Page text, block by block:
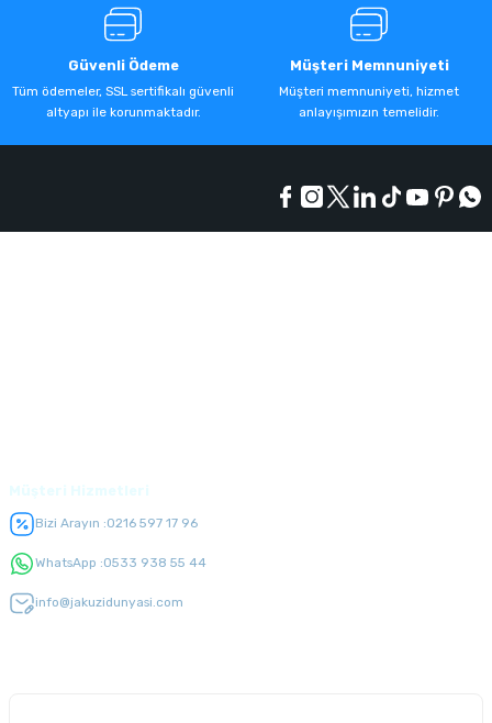
Güvenli Ödeme
Tüm ödemeler, SSL sertifikalı güvenli
altyapı ile korunmaktadır.
Müşteri Memnuniyeti
Müşteri memnuniyeti, hizmet
anlayışımızın temelidir.
Bizi Arayın :0216 597 17 96
WhatsApp :0533 938 55 44
info@jakuzidunyasi.com